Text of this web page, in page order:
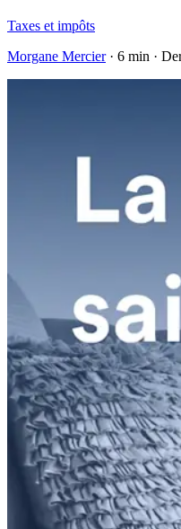
Taxes et impôts
Morgane Mercier· 6 min ·